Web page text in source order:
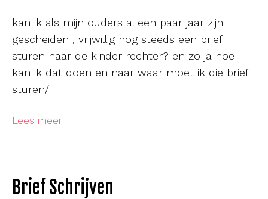
kan ik als mijn ouders al een paar jaar zijn
gescheiden , vrijwillig nog steeds een brief
sturen naar de kinder rechter? en zo ja hoe
kan ik dat doen en naar waar moet ik die brief
sturen/
Lees meer
Brief Schrijven